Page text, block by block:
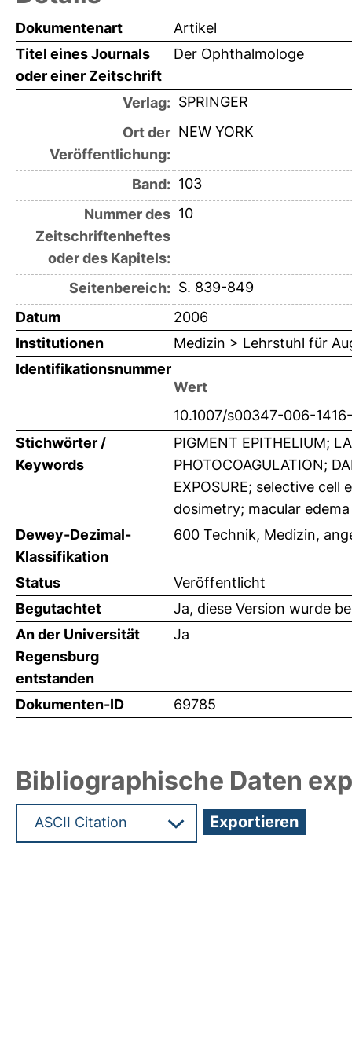
Dokumentenart
Artikel
Titel eines Journals
oder einer Zeitschrift
Der Ophthalmologe
Verlag: SPRINGER
Ort der
Veröffentlichung:
NEW YORK
Band: 103
Nummer des
Zeitschriftenheftes
oder des Kapitels:
10
Seitenbereich: S. 839-849
Datum
2006
Institutionen
Medizin > Lehrstuhl für
Identifikationsnummer
Wert
10.1007/s00347-006-
Stichwörter /
Keywords
PIGMENT EPITHELIUM;
PHOTOCOAGULATION;
EXPOSURE; selective
dosimetry; macular edema
Dewey-Dezimal-
Klassifikation
600 Technik, Medizin,
Status
Veröffentlicht
Begutachtet
Ja, diese Version wurde
An der Universität
Regensburg
entstanden
Ja
Dokumenten-ID 69785
Bibliographische Daten